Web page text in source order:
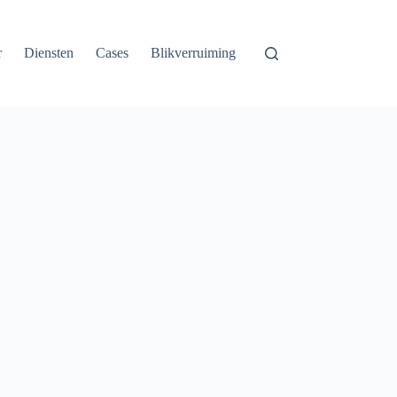
Diensten Cases Blikverruiming